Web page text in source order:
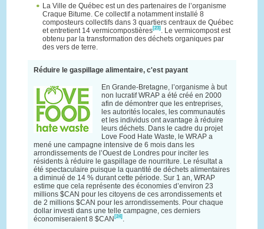
La Ville de Québec est un des partenaires de l’organisme
Craque Bitume. Ce collectif a notamment installé 8
composteurs collectifs dans 3 quartiers centraux de Québec
et entretient 14 vermicompostières[23] . Le vermicompost est
obtenu par la transformation des déchets organiques par
des vers de terre.
Réduire le gaspillage alimentaire, c'est payant
En Grande-Bretagne, l’organisme à but
non lucratif WRAP a été créé en 2000
afin de démontrer que les entreprises,
les autorités locales, les communautés
et les individus ont avantage à réduire
leurs déchets. Dans le cadre du projet
Love Food Hate Waste, le WRAP a
mené une campagne intensive de 6 mois dans les
arrondissements de l’Ouest de Londres pour inciter les
résidents à réduire le gaspillage de nourriture. Le résultat a
été spectaculaire puisque la quantité de déchets alimentaires
a diminué de 14 % durant cette période. Sur 1 an, WRAP
estime que cela représente des économies d’environ 23
millions $CAN pour les citoyens de ces arrondissements et
de 2 millions $CAN pour les arrondissements. Pour chaque
dollar investi dans une telle campagne, ces derniers
économiseraient 8 $CAN [24] .